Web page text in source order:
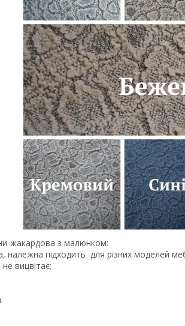
жакардова з малюнком:
належна підходить для різних моделей
вицвітає;